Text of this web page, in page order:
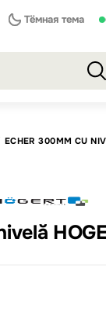
Тёмная тема
ECHER 300MM CU